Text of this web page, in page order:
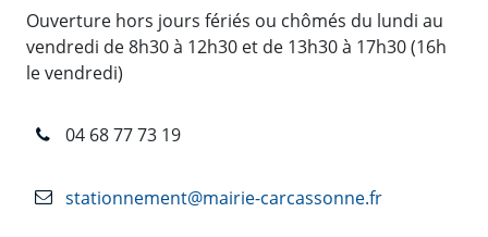
Ouverture hors jours fériés ou chômés du lundi au
vendredi de 8h30 à 12h30 et de 13h30 à 17h30 (16h
le vendredi)
04 68 77 73 19
stationnement@mairie-carcassonne.fr